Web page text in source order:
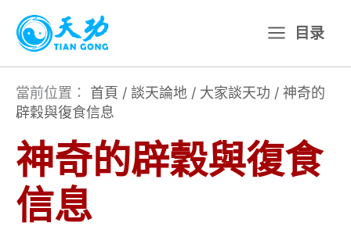
主
目录
當前位置： 首頁 / 談天論地 / 大家談天功 / 神奇的
辟穀與復食信息
神奇的辟穀與復食
信息